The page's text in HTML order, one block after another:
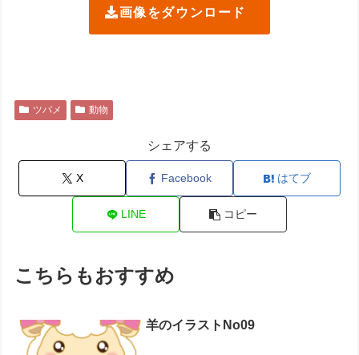
画像をダウンロード
ツバメ 動物
シェアする
X Facebook はてブ
LINE コピー
こちらもおすすめ
羊のイラストNo09